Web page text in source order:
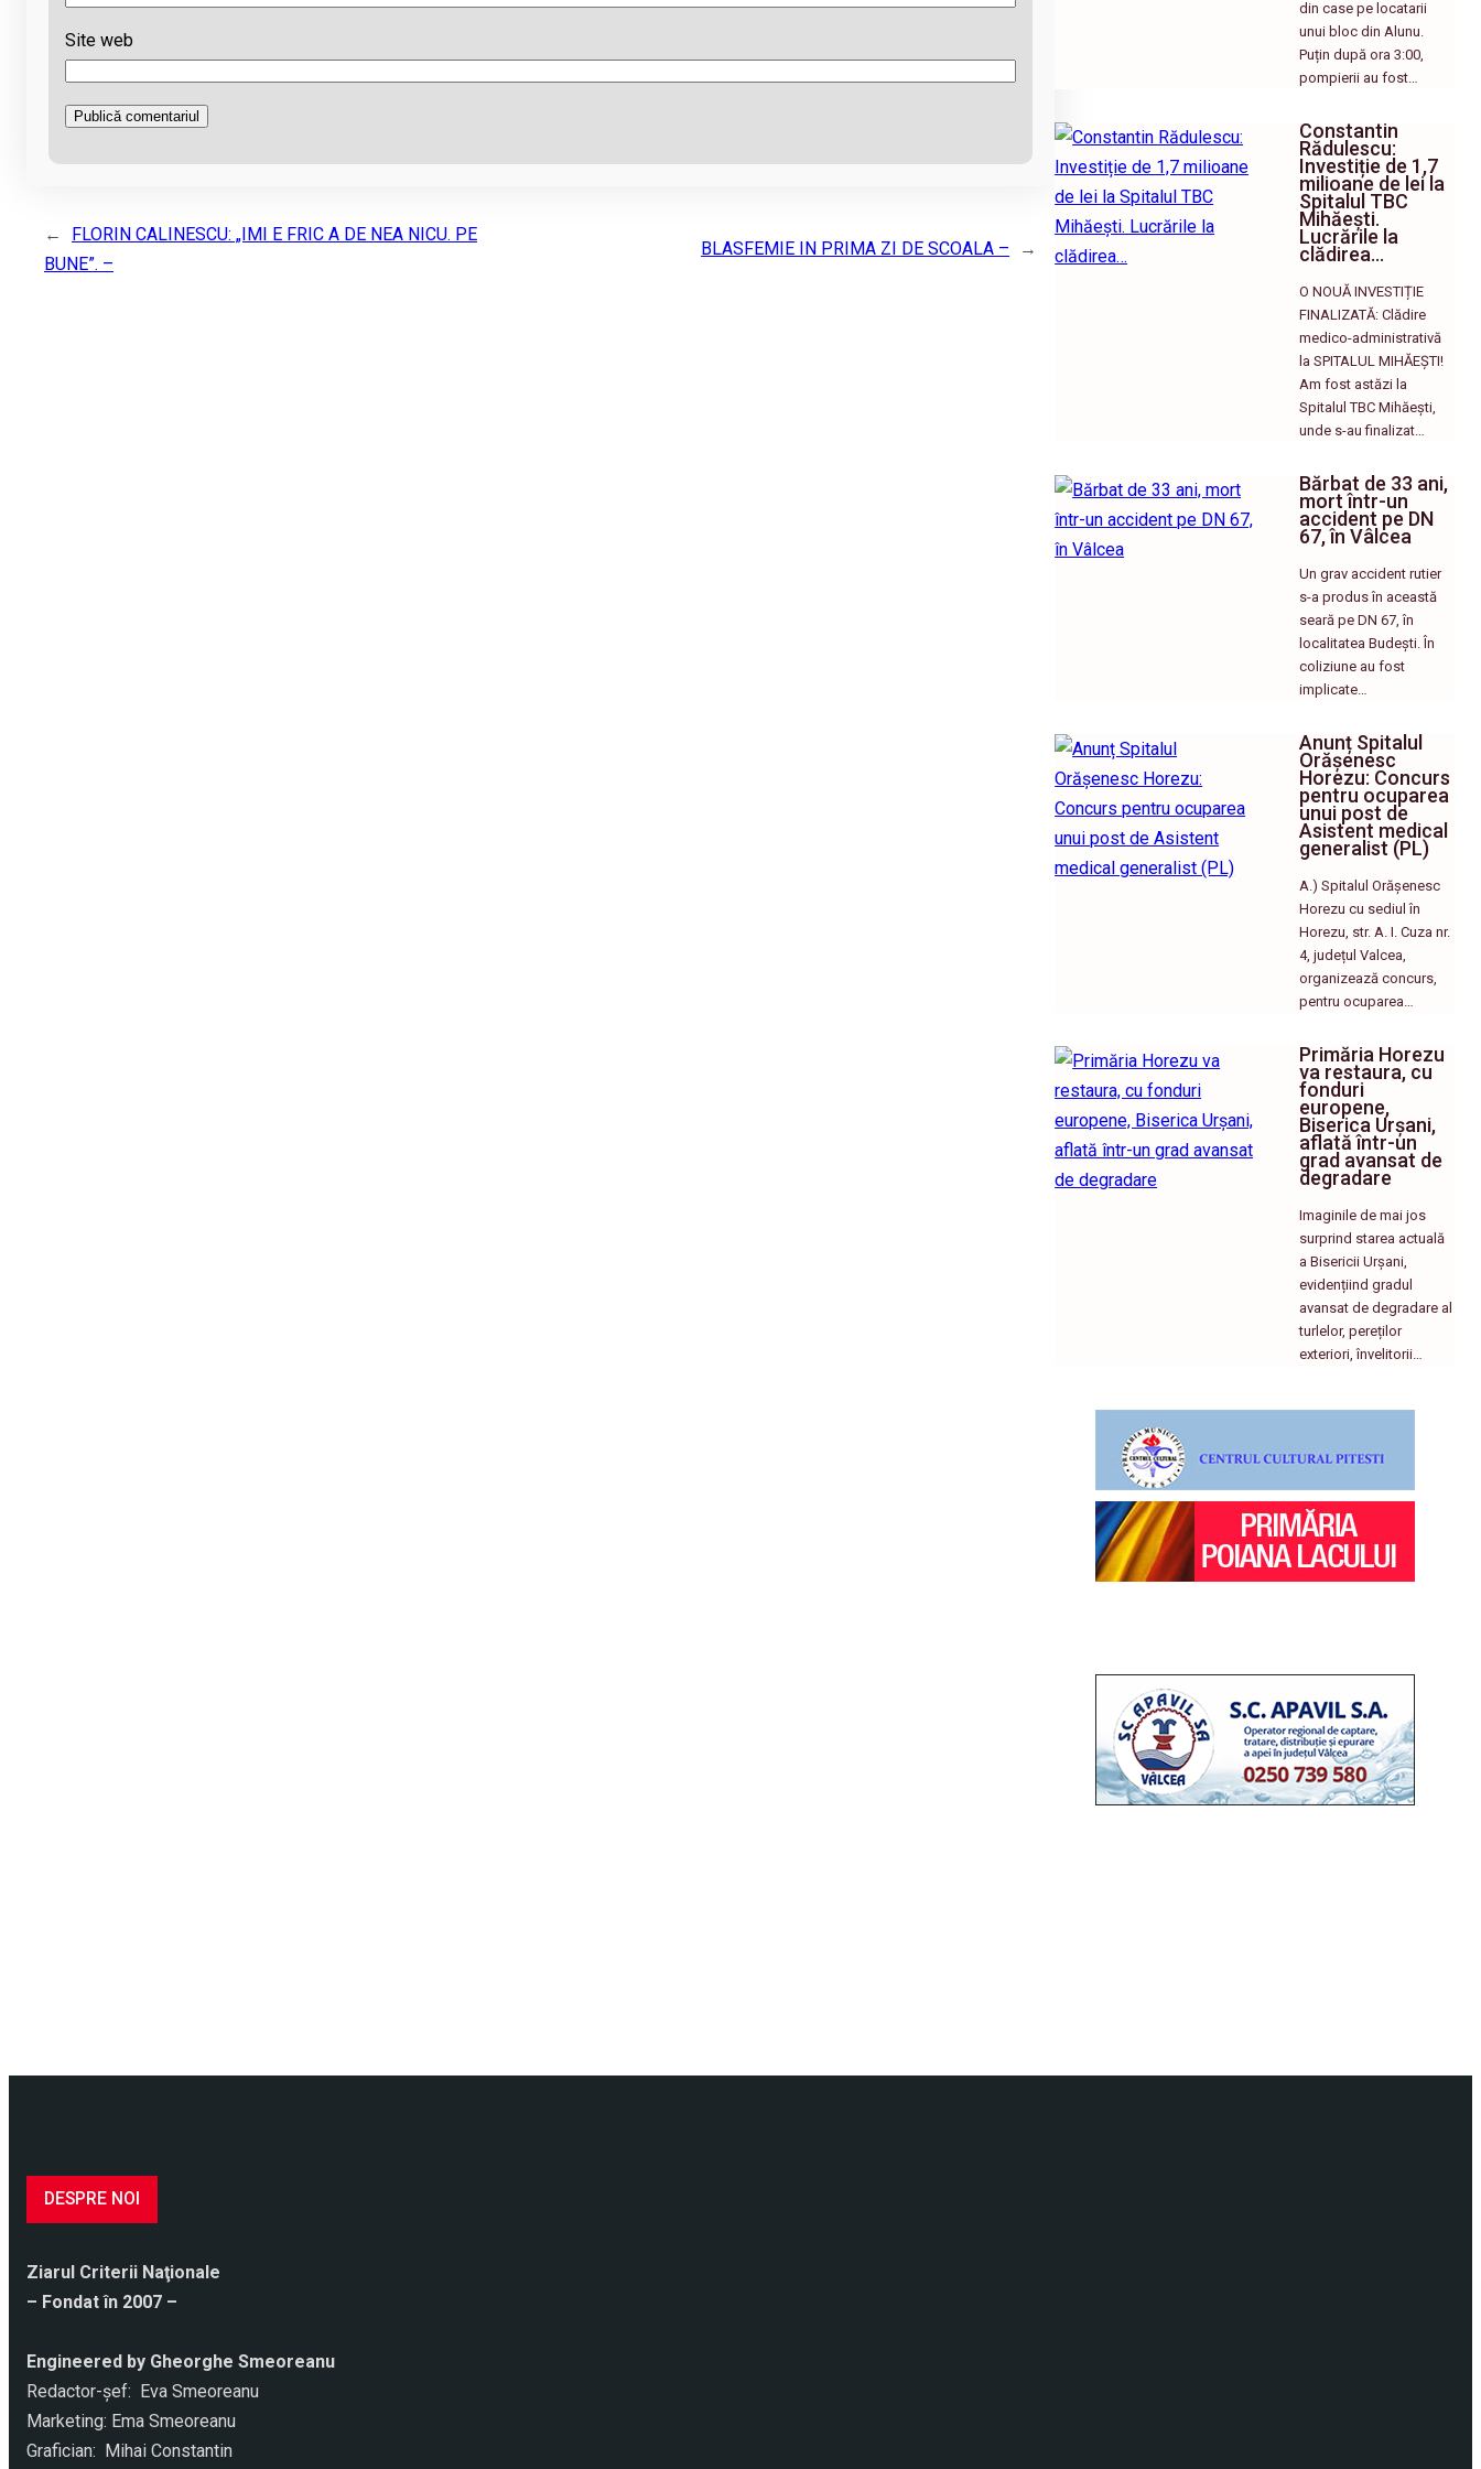
Site web
←
FLORIN CALINESCU: „IMI E FRIC A DE NEA NICU. PE
BUNE”. –
BLASFEMIE IN PRIMA ZI DE SCOALA – →
din case pe locatarii
unui bloc din Alunu.
Puțin după ora 3:00,
pompierii au fost…
Constantin
Rădulescu:
Investiție de 1,7
milioane de lei la
Spitalul TBC
Mihăești.
Lucrările la
clădirea…
O NOUĂ INVESTIȚIE
FINALIZATĂ: Clădire
medico-administrativă
la SPITALUL MIHĂEȘTI! ​
Am fost astăzi la
Spitalul TBC Mihăești,
unde s-au finalizat…
Bărbat de 33 ani,
mort într-un
accident pe DN
67, în Vâlcea
Un grav accident rutier
s-a produs în această
seară pe DN 67, în
localitatea Budești. În
coliziune au fost
implicate…
Anunț Spitalul
Orășenesc
Horezu: Concurs
pentru ocuparea
unui post de
Asistent medical
generalist (PL)
A.) Spitalul Orășenesc
Horezu cu sediul în
Horezu, str. A. I. Cuza nr.
4, județul Valcea,
organizează concurs,
pentru ocuparea…
Primăria Horezu
va restaura, cu
fonduri
europene,
Biserica Urșani,
aflată într-un
grad avansat de
degradare
Imaginile de mai jos
surprind starea actuală
a Bisericii Urșani,
evidențiind gradul
avansat de degradare al
turlelor, pereților
exteriori, învelitorii…
DESPRE NOI
Ziarul Criterii Naţionale
– Fondat în 2007 –
Engineered by Gheorghe Smeoreanu
Redactor-şef: Eva Smeoreanu
Marketing: Ema Smeoreanu
Grafician: Mihai Constantin